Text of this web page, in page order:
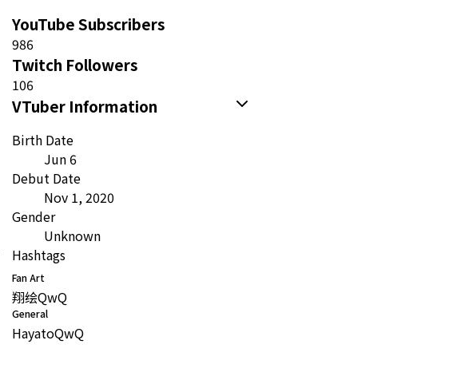
YouTube Subscribers
986
Twitch Followers
106
VTuber Information
Birth Date
Jun 6
Debut Date
Nov 1, 2020
Gender
Unknown
Hashtags
Fan Art
翔绘QwQ
General
HayatoQwQ